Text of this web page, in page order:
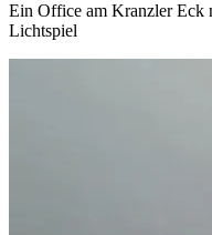
Ein Office am Kranzler Eck
Lichtspiel